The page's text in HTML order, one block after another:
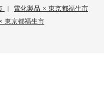
| 電化製品 × 東京都福生市
東京都福生市